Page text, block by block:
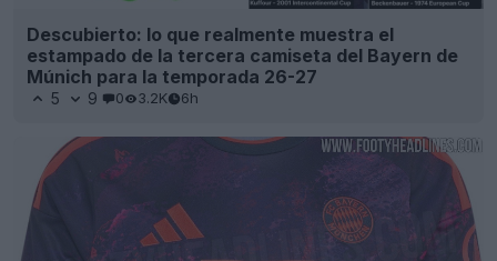
Descubierto: lo que realmente muestra el
estampado de la tercera camiseta del Bayern de
Múnich para la temporada 26-27
5 9 0 3.2K 6h